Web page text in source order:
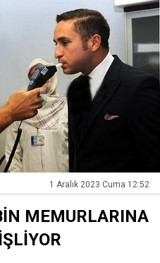
1 Aralık 2023 Cuma 12:52
MEMURLARINA